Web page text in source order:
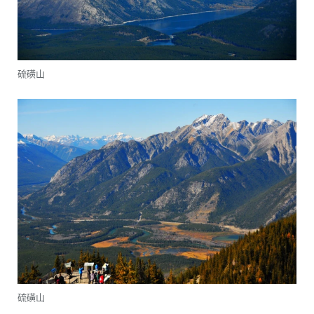
硫磺山
硫磺山